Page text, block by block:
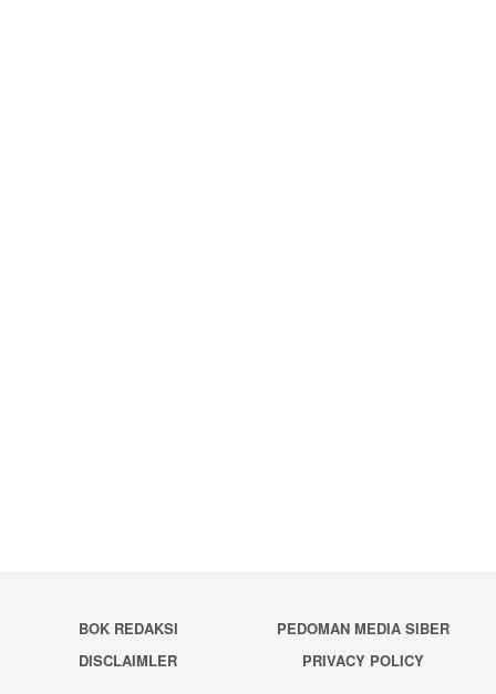
BOK REDAKSI
PEDOMAN MEDIA SIBER
DISCLAIMLER
PRIVACY POLICY